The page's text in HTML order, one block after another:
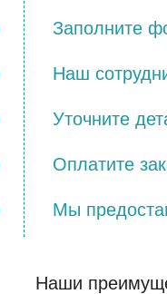
Заполните
Наш
Уточните
Оплатите
Мы
Наши